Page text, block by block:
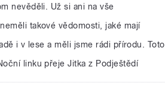
nevěděli. Už si ani na vše
takové vědomosti, jaké mají
i v lese a měli jsme rádi přírodu. Toto
linku přeje Jitka z Podještědí